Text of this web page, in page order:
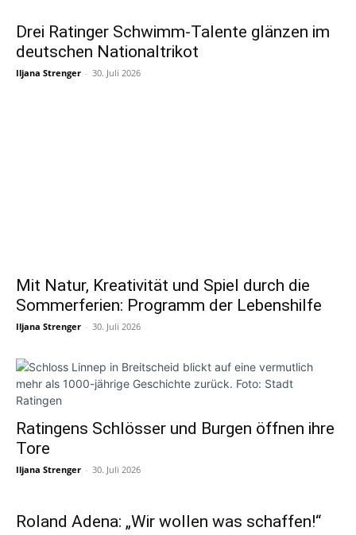
Drei Ratinger Schwimm-Talente glänzen im
deutschen Nationaltrikot
Iljana Strenger - 30. Juli 2026
Mit Natur, Kreativität und Spiel durch die
Sommerferien: Programm der Lebenshilfe
Iljana Strenger - 30. Juli 2026
Ratingens Schlösser und Burgen öffnen ihre
Tore
Iljana Strenger - 30. Juli 2026
Roland Adena: „Wir wollen was schaffen!“